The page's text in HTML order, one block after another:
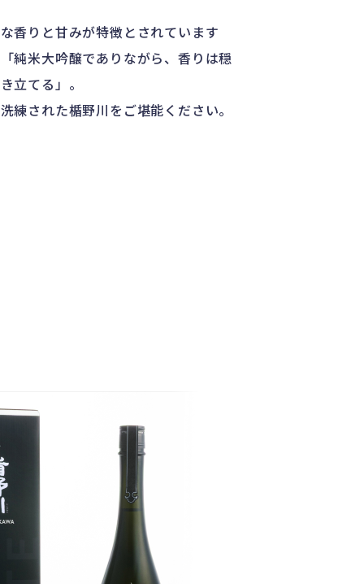
香りと甘みが特徴とされています
純米大吟醸でありながら、香りは穏
立てる」。
練された楯野川をご堪能ください。